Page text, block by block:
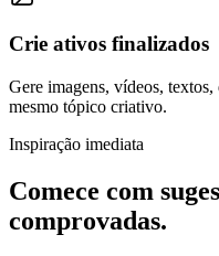
Crie ativos finalizados
Gere imagens, vídeos,
mesmo tópico criativo.
Inspiração imediata
Comece com
comprovadas.